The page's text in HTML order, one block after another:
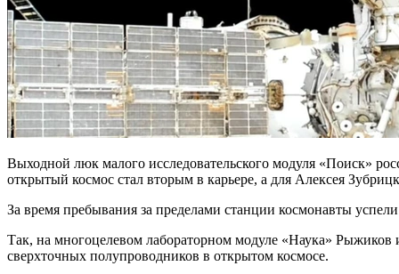
Выходной люк малого исследовательского модуля «Поиск»
открытый космос стал вторым в карьере, а для Алексея
За время пребывания за пределами станции космонавты
Так, на многоцелевом лабораторном модуле «Наука»
сверхточных полупроводников в открытом космосе.